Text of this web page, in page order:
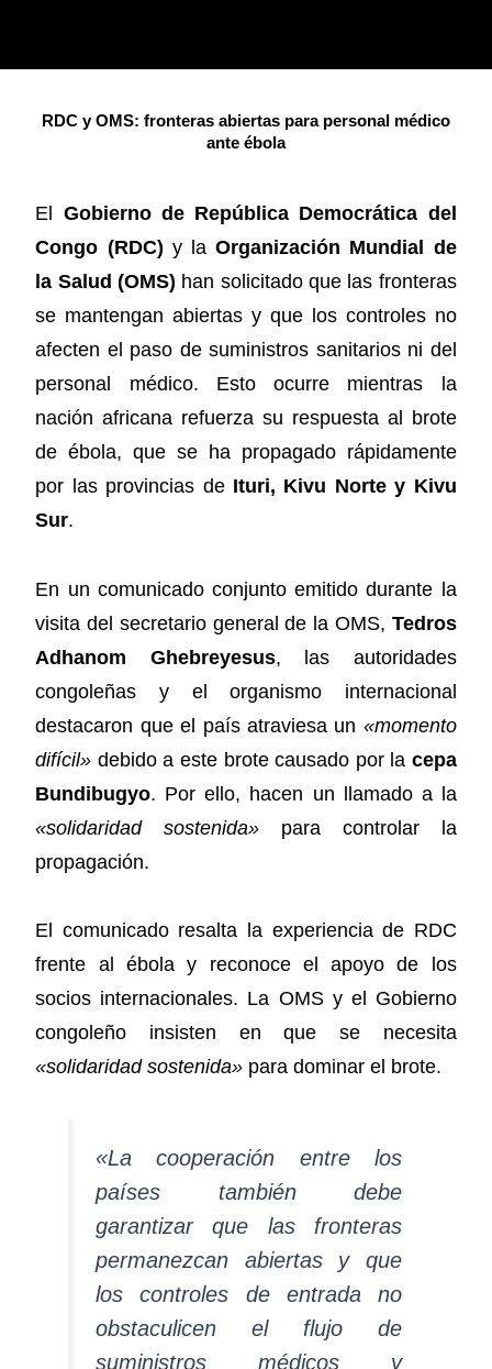
RDC y OMS: fronteras abiertas para personal médico
ante ébola
El Gobierno de República Democrática del
Congo (RDC) y laOrganización Mundial de
la Salud (OMS) han solicitado que las fronteras
se mantengan abiertas y que los controles no
afecten el paso de suministros sanitarios ni del
personal médico. Esto ocurre mientras la
nación africana refuerza su respuesta al brote
de ébola, que se ha propagado rápidamente
por las provincias de Ituri, Kivu Norte y Kivu
Sur.
En un comunicado conjunto emitido durante la
visita del secretario general de la OMS, Tedros
Adhanom Ghebreyesus, las autoridades
congoleñas y el organismo internacional
destacaron que el país atraviesa un «momento
difícil» debido a este brote causado por la cepa
Bundibugyo. Por ello, hacen un llamado a la
«solidaridad sostenida» para controlar la
propagación.
El comunicado resalta la experiencia de RDC
frente al ébola y reconoce el apoyo de los
socios internacionales. La OMS y el Gobierno
congoleño insisten en que se necesita
«solidaridad sostenida» para dominar el brote.
«La cooperación entre los
países también debe
garantizar que las fronteras
permanezcan abiertas y que
los controles de entrada no
obstaculicen el flujo de
suministros médicos y